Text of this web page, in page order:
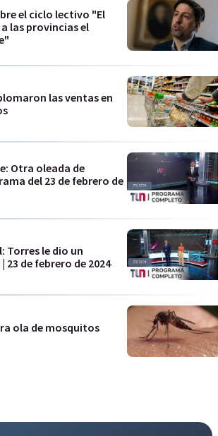
el ciclo lectivo "El
las provincias el
las ventas en
Otra oleada de
del 23 de febrero de
Torres le dio un
de febrero de 2024
ola de mosquitos